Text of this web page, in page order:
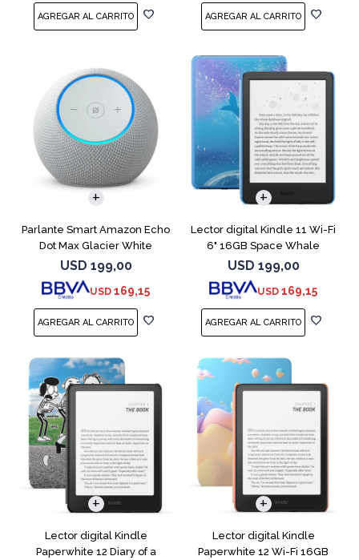
Parlante Smart Amazon Echo
Dot Max Glacier White
USD 199,00
USD 169,15
Lector digital Kindle 11 Wi-Fi
6" 16GB Space Whale
USD 199,00
USD 169,15
Lector digital Kindle
Paperwhite 12 Diary of a
Lector digital Kindle
Paperwhite 12 Wi-Fi 16GB